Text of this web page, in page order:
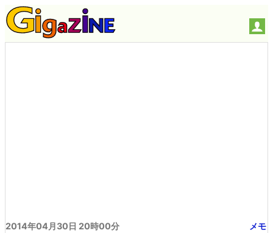
2014年04月30日 20時00分 メモ